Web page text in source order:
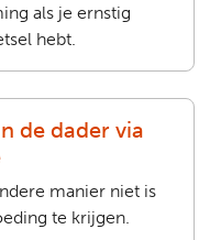
als je ernstig
hebt.
de dader via
manier niet is
te krijgen.